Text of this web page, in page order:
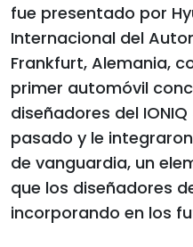
fue presentado por
Internacional del
Frankfurt, Alemania,
primer automóvil
diseñadores del
pasado y le
de vanguardia, un
que los diseñadores
incorporando en los